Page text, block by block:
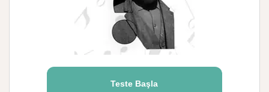
Teste Başla